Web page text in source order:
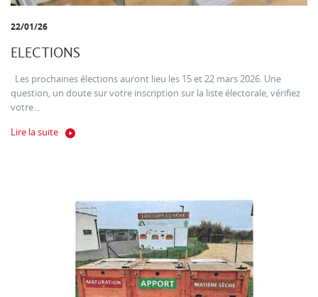
22/01/26
ELECTIONS
Les prochaines élections auront lieu les 15 et 22 mars 2026. Une
question, un doute sur votre inscription sur la liste électorale, vérifiez
votre...
Lire la suite